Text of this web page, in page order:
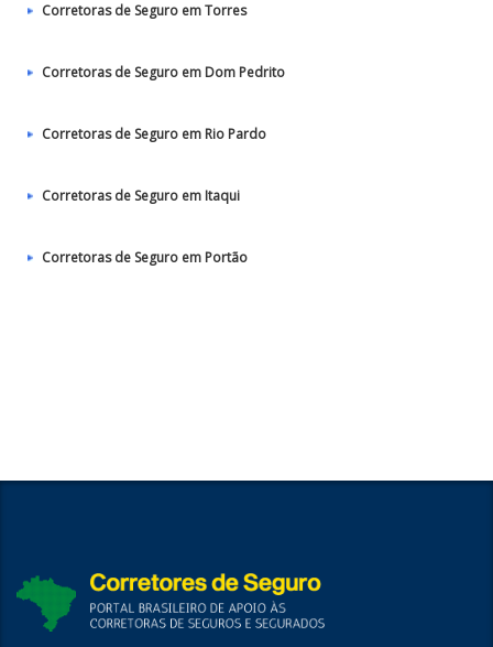
Corretoras de Seguro em Torres
Corretoras de Seguro em Dom Pedrito
Corretoras de Seguro em Rio Pardo
Corretoras de Seguro em Itaqui
Corretoras de Seguro em Portão